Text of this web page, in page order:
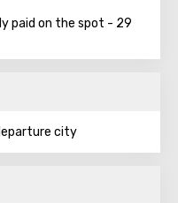
paid on the spot - 29
city